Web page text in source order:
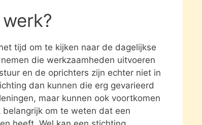
tijd om te kijken naar de dagelijkse
die werkzaamheden uitvoeren
en de oprichters zijn echter niet in
dan kunnen die erg gevarieerd
maar kunnen ook voortkomen
om te weten dat een